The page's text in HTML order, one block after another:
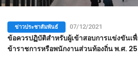
ข่าวประชาสัมพันธ์ 07/12/2021
ข้อควรปฏิบัติสำหรับผู้เข้าสอบการแข่งขันเ
ข้าราชการหรือพนักงานส่วนท้องถิ่น พ.ศ.